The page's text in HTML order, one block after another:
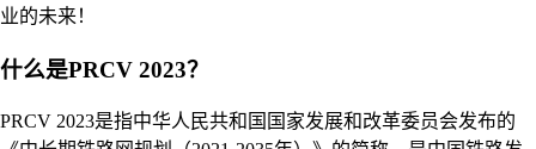
业的未来！
什么是PRCV 2023？
PRCV 2023是指中华人民共和国国家发展和改革委员会发布的